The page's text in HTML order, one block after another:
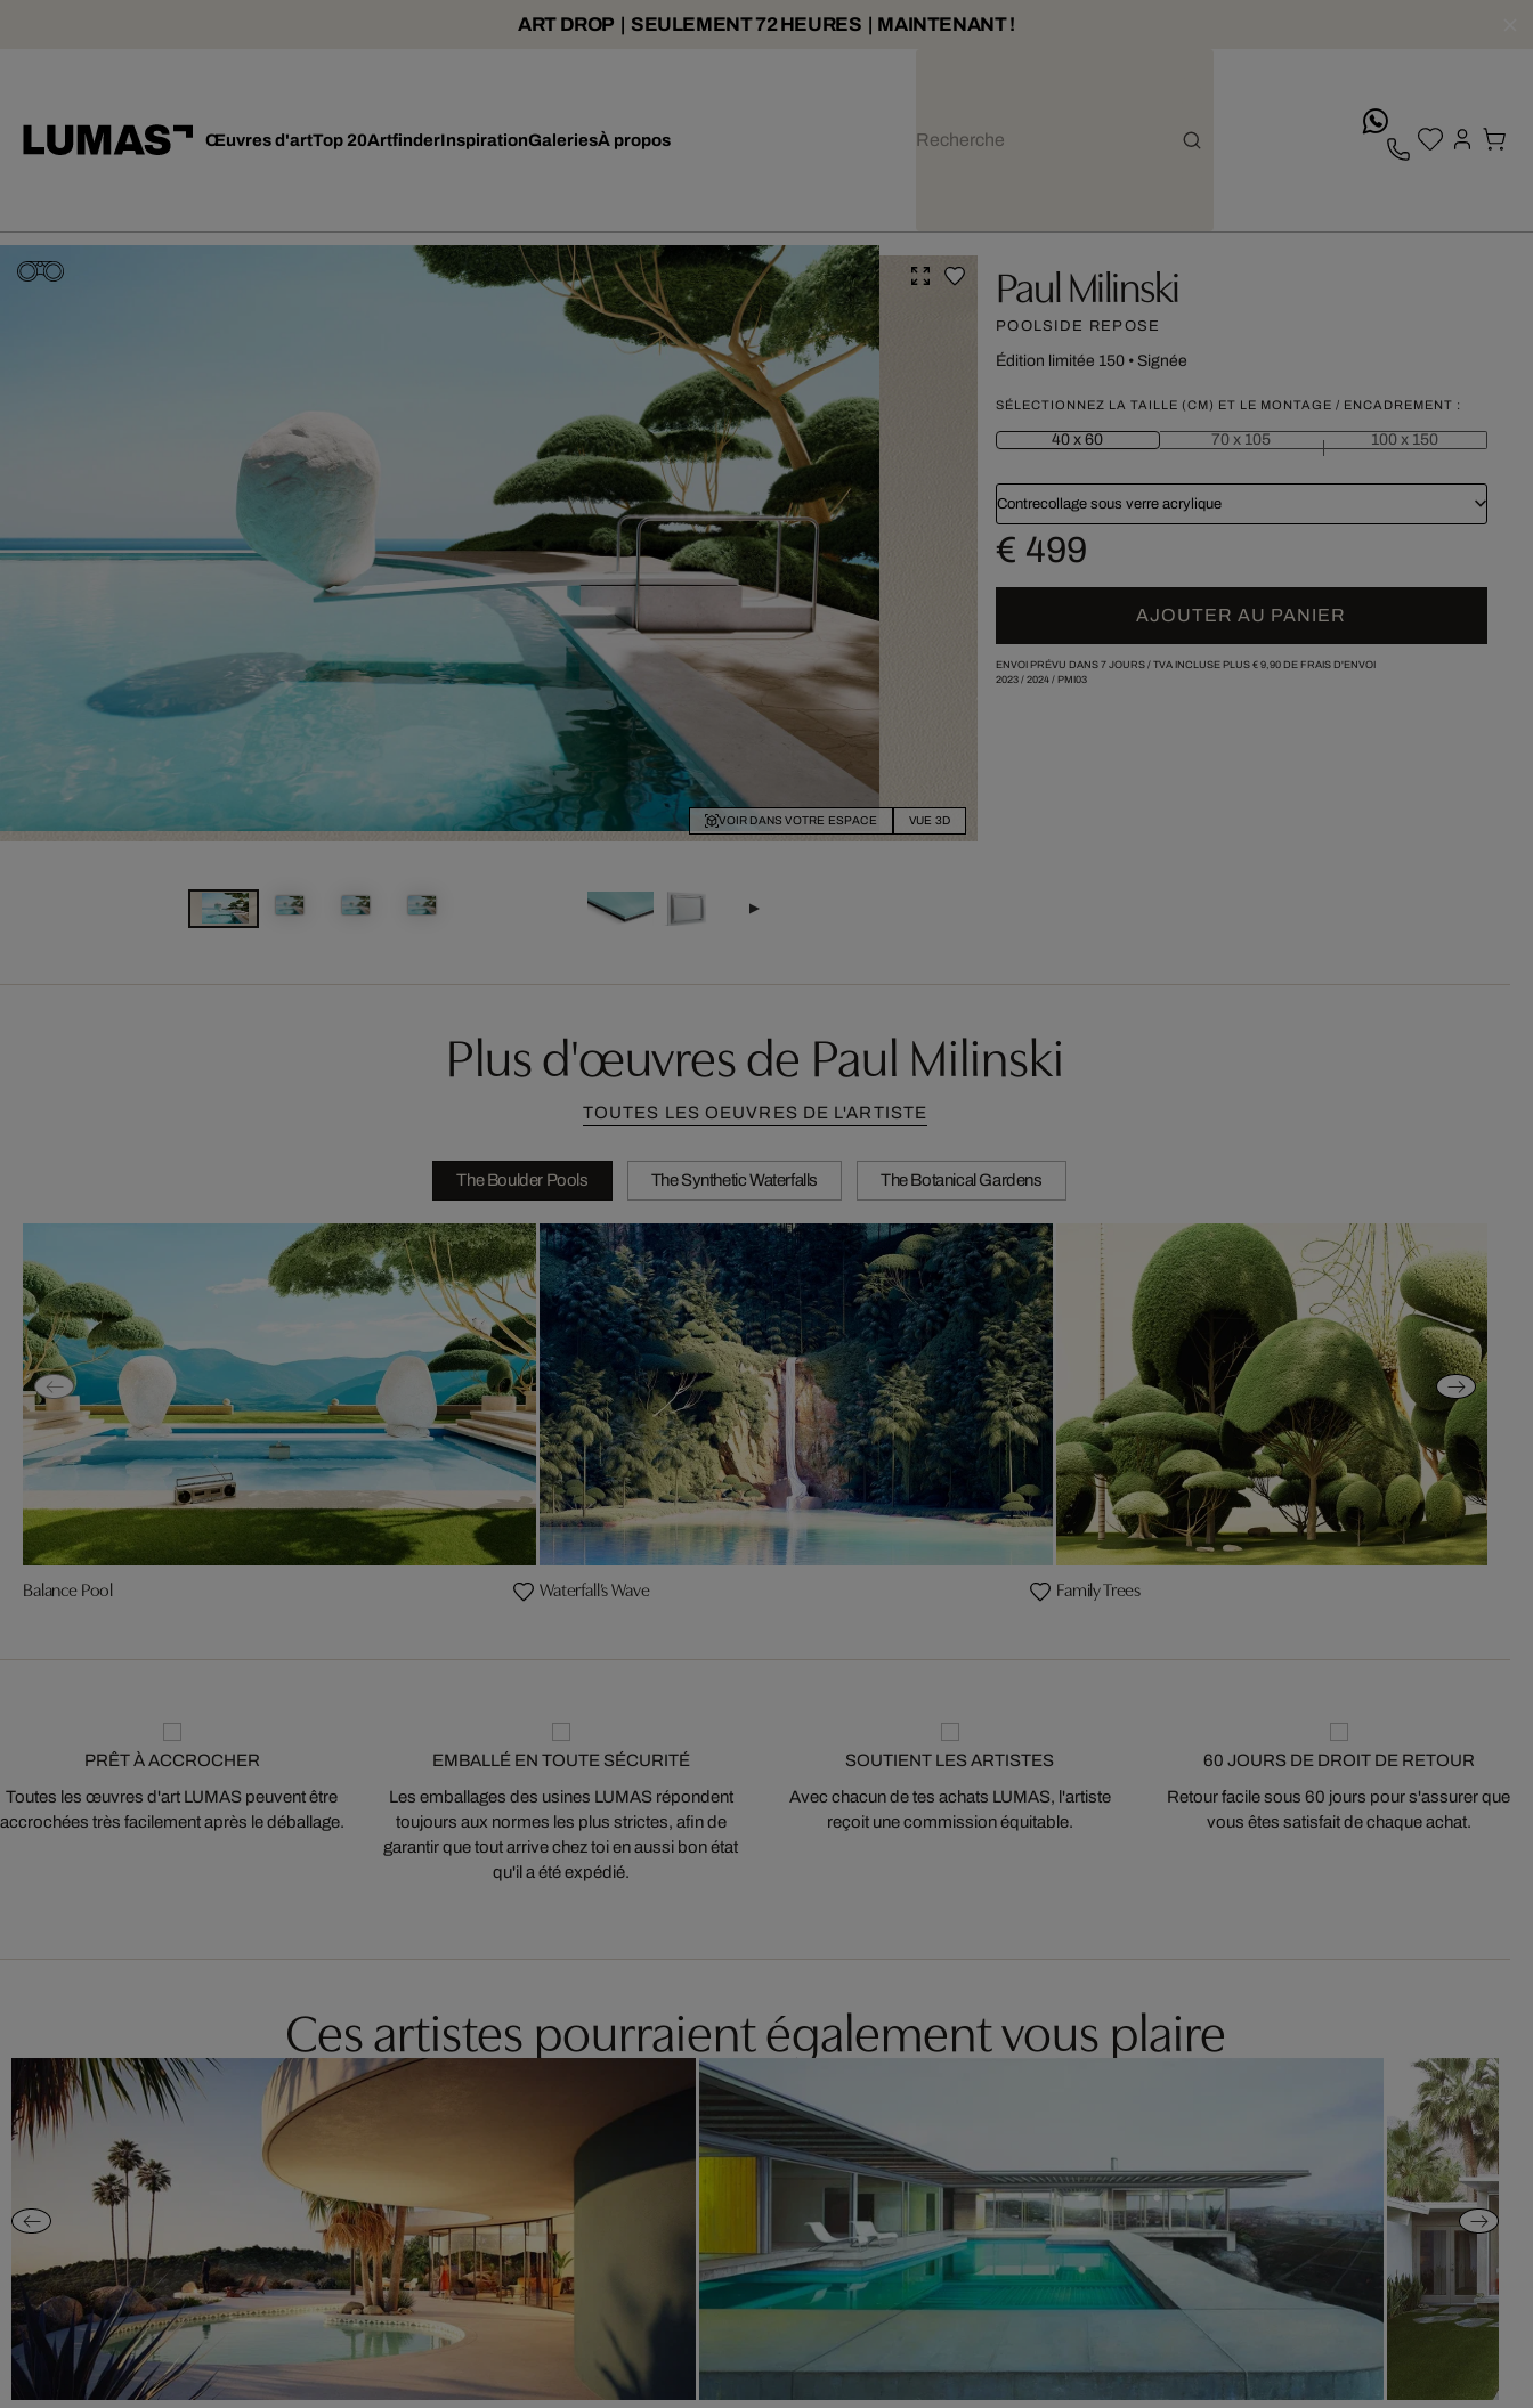
ART DROP | SEULEMENT 72 HEURES | MAINTENANT !
Œuvres d'artTop 20ArtfinderInspirationGaleriesÀ propos
VOIR DANS VOTRE ESPACE VUE 3D
Paul Milinski
POOLSIDE REPOSE
Édition limitée 150• Signée
SÉLECTIONNEZ LA TAILLE (CM) ET LE MONTAGE / ENCADREMENT :
40 x 60 70 x 105 100 x 150
Contrecollage sous verre acrylique
€ 499
AJOUTER AU PANIER
ENVOI PRÉVU DANS 7 JOURS / TVA INCLUSE PLUS € 9,90DE FRAIS D'ENVOI
2023/ 2024/ PMI03
Plus d'œuvres de Paul Milinski
TOUTES LES OEUVRES DE L'ARTISTE
The Boulder Pools The Synthetic Waterfalls The Botanical Gardens
Balance Pool Waterfall’s Wave Family Trees
PRÊT À ACCROCHER
Toutes les œuvres d'art LUMAS peuvent être
accrochées très facilement après le déballage.
EMBALLÉ EN TOUTE SÉCURITÉ
Les emballages des usines LUMAS répondent
toujours aux normes les plus strictes, afin de
garantir que tout arrive chez toi en aussi bon état
qu'il a été expédié.
SOUTIENT LES ARTISTES
Avec chacun de tes achats LUMAS, l'artiste
reçoit une commission équitable.
60 JOURS DE DROIT DE RETOUR
Retour facile sous 60 jours pour s'assurer que
vous êtes satisfait de chaque achat.
Ces artistes pourraient également vous plaire